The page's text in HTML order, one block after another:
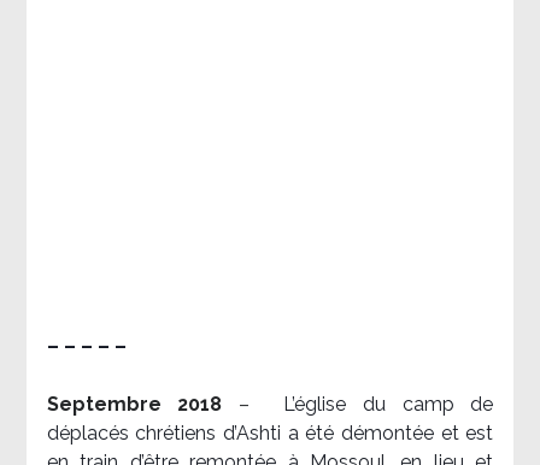
– – – – –
Septembre 2018 –
L’église du camp de
déplacés chrétiens d’Ashti a été démontée et est